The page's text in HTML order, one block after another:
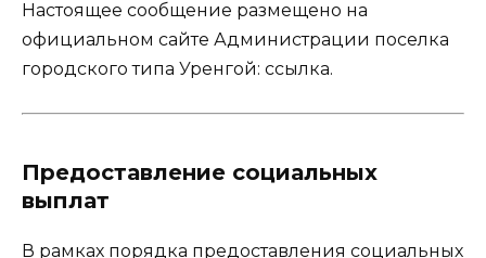
Настоящее сообщение размещено на
официальном сайте Администрации поселка
городского типа Уренгой: ссылка.
Предоставление социальных
выплат
В рамках порядка предоставления социальных